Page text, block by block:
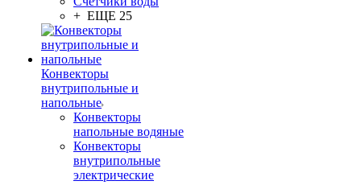
+ ЕЩЕ 25
Конвекторы
внутрипольные и
напольные
Конвекторы
напольные водяные
Конвекторы
внутрипольные
электрические